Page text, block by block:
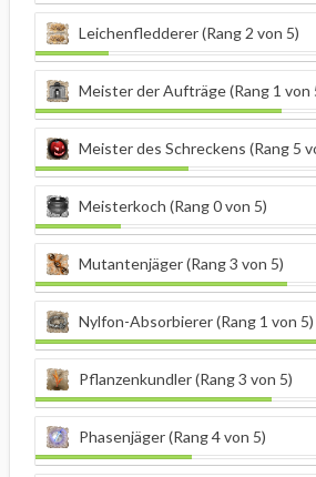
Leichenfledderer (Rang 2 von 5)
Meister der Aufträge (Rang 1 von
Meister des Schreckens (Rang 5
Meisterkoch (Rang 0 von 5)
Mutantenjäger (Rang 3 von 5)
Nylfon-Absorbierer (Rang 1 von 5)
Pflanzenkundler (Rang 3 von 5)
Phasenjäger (Rang 4 von 5)